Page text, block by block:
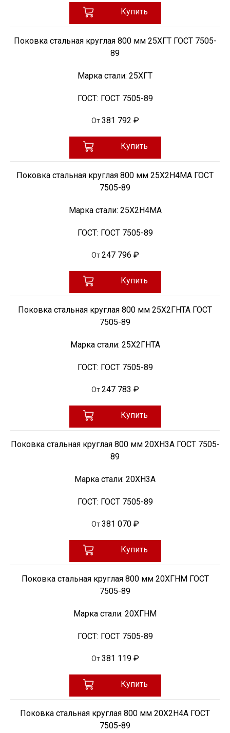
Купить
Поковка стальная круглая 800 мм 25ХГТ ГОСТ 7505-
89
Марка стали: 25ХГТ
ГОСТ: ГОСТ 7505-89
От 381 792 ₽
Купить
Поковка стальная круглая 800 мм 25Х2Н4МА ГОСТ
7505-89
Марка стали: 25Х2Н4МА
ГОСТ: ГОСТ 7505-89
От 247 796 ₽
Купить
Поковка стальная круглая 800 мм 25Х2ГНТА ГОСТ
7505-89
Марка стали: 25Х2ГНТА
ГОСТ: ГОСТ 7505-89
От 247 783 ₽
Купить
Поковка стальная круглая 800 мм 20ХН3А ГОСТ 7505-
89
Марка стали: 20ХН3А
ГОСТ: ГОСТ 7505-89
От 381 070 ₽
Купить
Поковка стальная круглая 800 мм 20ХГНМ ГОСТ
7505-89
Марка стали: 20ХГНМ
ГОСТ: ГОСТ 7505-89
От 381 119 ₽
Купить
Поковка стальная круглая 800 мм 20Х2Н4А ГОСТ
7505-89